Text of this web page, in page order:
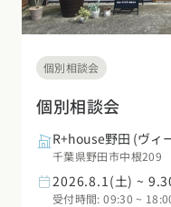
個別相談会
個別相談会
R+house野田 (ヴィ
千葉県野田市中根209
2026.8.1(土) ~
受付時間: 09:30 ~